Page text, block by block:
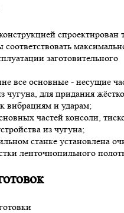
спроектирован
соответствовать
заготовительного
все основные - несущие
чугуна, для придания
вибрациям и ударам;
частей консоли,
из чугуна;
станке установлена
ленточнопильного